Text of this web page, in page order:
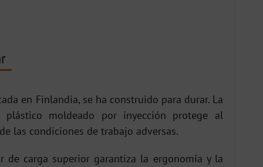
en Finlandia, se ha construido para durar. La
plástico moldeado por inyección protege al
las condiciones de trabajo adversas.
de carga superior garantiza la ergonomía y la